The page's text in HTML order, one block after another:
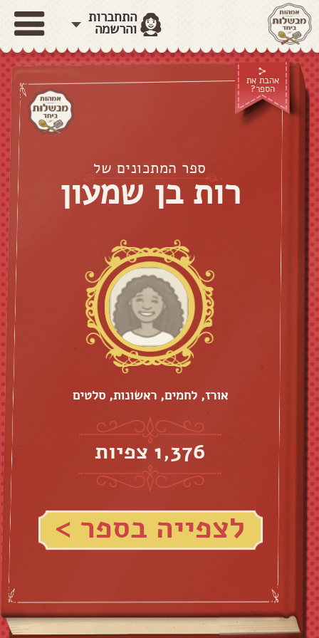
התחברות
והרשמה
אהבת את
הספר?
ספר המתכונים של
רות בן שמעון
אורז, לחמים, ראשונות, סלטים
1,376 צפיות
לצפייה בספר >